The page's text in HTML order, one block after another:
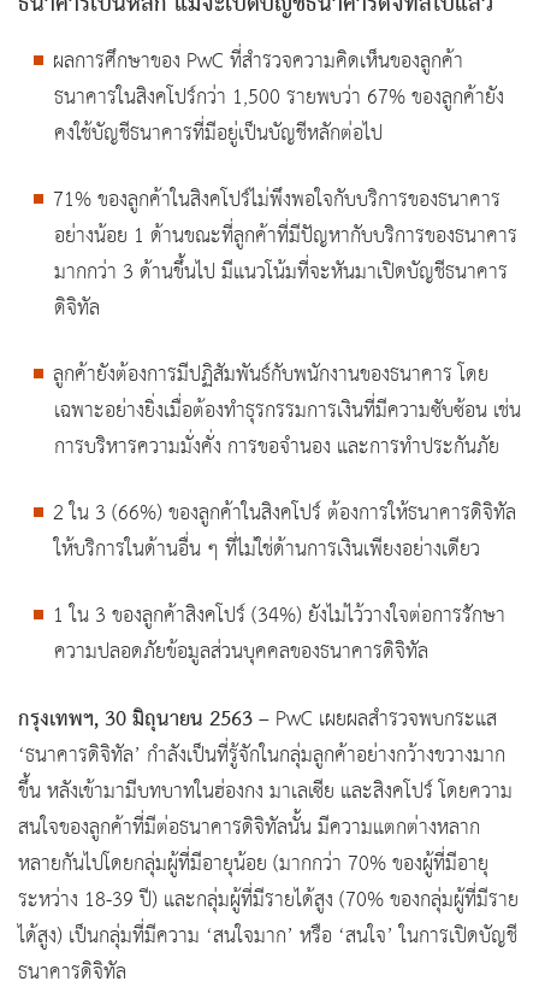
ผลการศึกษาของ PwC ที่สำรวจความคิดเห็นของลูกค้า
ธนาคารในสิงคโปร์กว่า 1,500 รายพบว่า 67% ของลูกค้ายัง
คงใช้บัญชีธนาคารที่มีอยู่เป็นบัญชีหลักต่อไป
71% ของลูกค้าในสิงคโปร์ไม่พึงพอใจกับบริการของธนาคาร
อย่างน้อย 1 ด้านขณะที่ลูกค้าที่มีปัญหากับบริการของธนาคาร
มากกว่า 3 ด้านขึ้นไป มีแนวโน้มที่จะหันมาเปิดบัญชีธนาคาร
ดิจิทัล
ลูกค้ายังต้องการมีปฏิสัมพันธ์กับพนักงานของธนาคาร โดย
เฉพาะอย่างยิ่งเมื่อต้องทำธุรกรรมการเงินที่มีความซับซ้อน เช่น
การบริหารความมั่งคั่ง การขอจำนอง และการทำประกันภัย
2 ใน 3 (66%) ของลูกค้าในสิงคโปร์ ต้องการให้ธนาคารดิจิทัล
ให้บริการในด้านอื่น ๆ ที่ไม่ใช่ด้านการเงินเพียงอย่างเดียว
1 ใน 3 ของลูกค้าสิงคโปร์ (34%) ยังไม่ไว้วางใจต่อการรักษา
ความปลอดภัยข้อมูลส่วนบุคคลของธนาคารดิจิทัล
กรุงเทพฯ, 30 มิถุนายน 2563– PwC เผยผลสำรวจพบกระแส
‘ธนาคารดิจิทัล’ กำลังเป็นที่รู้จักในกลุ่มลูกค้าอย่างกว้างขวางมาก
ขึ้น หลังเข้ามามีบทบาทในฮ่องกง มาเลเซีย และสิงคโปร์ โดยความ
สนใจของลูกค้าที่มีต่อธนาคารดิจิทัลนั้น มีความแตกต่างหลาก
หลายกันไปโดยกลุ่มผู้ที่มีอายุน้อย (มากกว่า 70% ของผู้ที่มีอายุ
ระหว่าง 18-39 ปี) และกลุ่มผู้ที่มีรายได้สูง (70% ของกลุ่มผู้ที่มีราย
ได้สูง) เป็นกลุ่มที่มีความ ‘สนใจมาก’ หรือ ‘สนใจ’ ในการเปิดบัญชี
ธนาคารดิจิทัล